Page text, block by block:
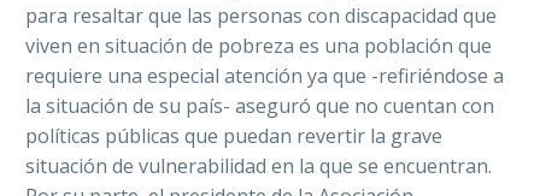
para resaltar que las personas con discapacidad que
viven en situación de pobreza es una población que
requiere una especial atención ya que -refiriéndose a
la situación de su país- aseguró que no cuentan con
políticas públicas que puedan revertir la grave
situación de vulnerabilidad en la que se encuentran.